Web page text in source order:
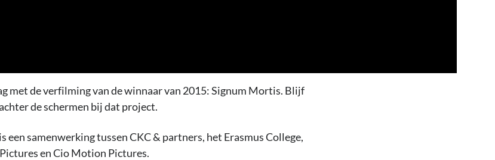
met de verfilming van de winnaar van 2015: Signum Mortis. Blijf
de schermen bij dat project.
samenwerking tussen CKC & partners, het Erasmus College,
en Cio Motion Pictures.